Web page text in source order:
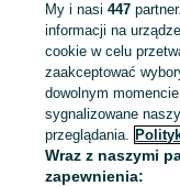
KATEGORIA
ID:1053438335
Zadzwoń /
My i nasi447
informacji na
cookie w celu
zaakceptować
dowolnym
sygnalizowane
przeglądania.
Wraz z naszymi
zapewnienia: